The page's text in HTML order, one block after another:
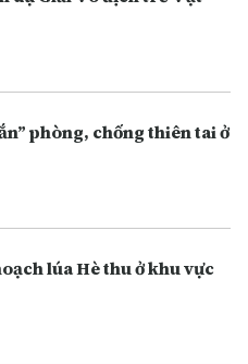
phòng, chống thiên tai ở
lúa Hè thu ở khu vực